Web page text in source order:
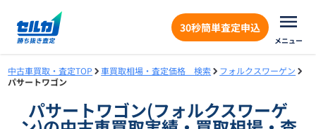
30秒簡単査定申込
メニュー
中古車買取・査定TOP 車買取相場・査定価格 検索
フォルクスワーゲン
パサートワゴン
パサートワゴン(フォルクスワーゲ